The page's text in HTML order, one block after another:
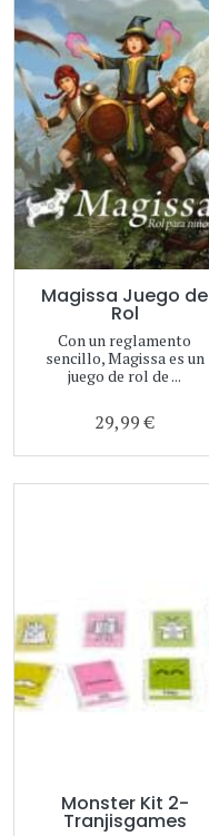
Magissa Juego de
Rol
Con un reglamento
sencillo, Magissa es un
juego de rol de ...
29,99 €
Monster Kit 2-
Tranjisgames